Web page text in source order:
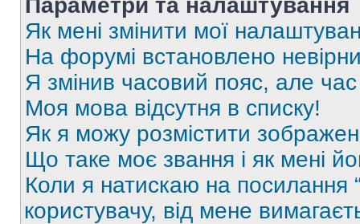
Параметри та налаштування
Як мені змінити мої
На форумі встановлено
Я змінив часовий пояс, але
Моя мова відсутня в списку!
Як я можу розмістити
Що таке моє звання і як мені
Коли я натискаю на посилання
користувачу, від мене